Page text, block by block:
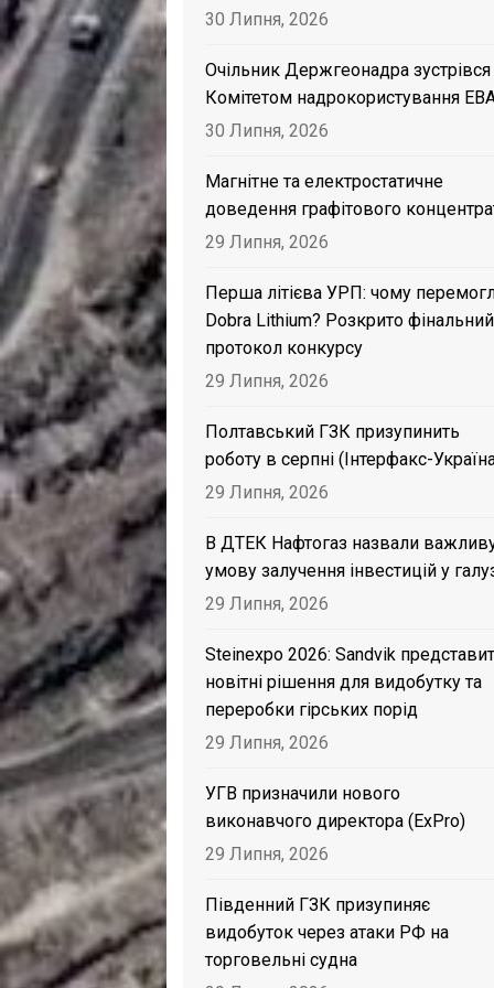
30 Липня, 2026
Очільник Держгеонадра зустрівся
Комітетом надрокористування
30 Липня, 2026
Магнітне та електростатичне
доведення графітового
29 Липня, 2026
Перша літієва УРП: чому
Dobra Lithium? Розкрито фінальний
протокол конкурсу
29 Липня, 2026
Полтавський ГЗК призупинить
роботу в серпні (Інтерфакс-
29 Липня, 2026
В ДТЕК Нафтогаз назвали
умову залучення інвестицій у
29 Липня, 2026
Steinexpo 2026: Sandvik
новітні рішення для видобутку та
переробки гірських порід
29 Липня, 2026
УГВ призначили нового
виконавчого директора (ExPro)
29 Липня, 2026
Південний ГЗК призупиняє
видобуток через атаки РФ на
торговельні судна